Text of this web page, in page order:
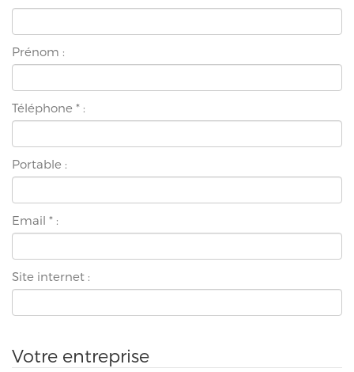
Prénom :
Téléphone * :
Portable :
Email * :
Site internet :
Votre entreprise